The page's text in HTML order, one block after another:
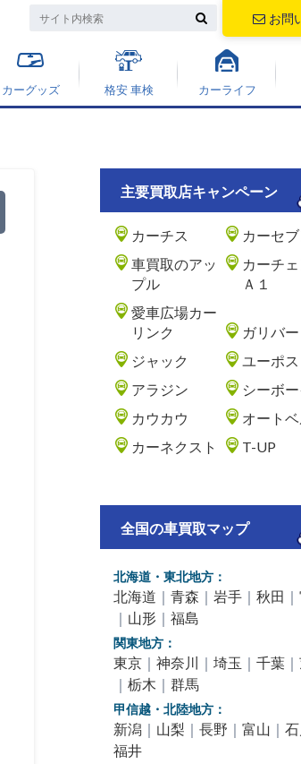
お問
カーグッズ 格安 車検 カーライフ
主要買取店キャンペーン
カーチス
カーセ
車買取のアッ
プル
カーチ
Ａ１
愛車広場カー
リンク
ガリバー
ジャック
ユーポス
アラジン
シーボー
カウカウ
オート
カーネクスト
T-UP
全国の車買取マップ
北海道・東北地方：
北海道 ｜ 青森 ｜ 岩手｜ 秋田 ｜
｜ 山形｜ 福島
関東地方：
東京｜ 神奈川 ｜ 埼玉 ｜ 千葉｜
｜ 栃木 ｜ 群馬
甲信越・北陸地方：
新潟 ｜ 山梨 ｜ 長野 ｜ 富山 ｜
福井